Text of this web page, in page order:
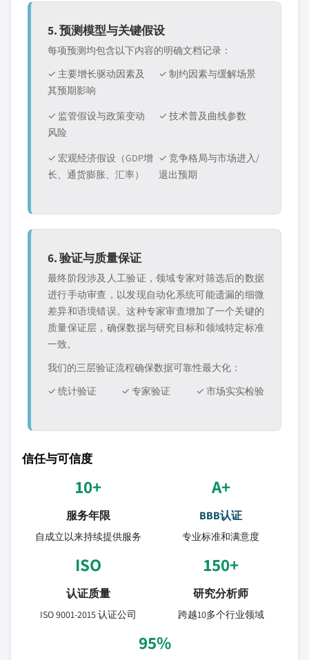
5. 预测模型与关键假设
每项预测均包含以下内容的明确文档记录：
✓ 主要增长驱动因素及
其预期影响
✓ 制约因素与缓解场景
✓ 监管假设与政策变动
风险
✓ 技术普及曲线参数
✓ 宏观经济假设（GDP增
长、通货膨胀、汇率）
✓ 竞争格局与市场进入/
退出预期
6. 验证与质量保证
最终阶段涉及人工验证，领域专家对筛选后的数据
进行手动审查，以发现自动化系统可能遗漏的细微
差异和语境错误。这种专家审查增加了一个关键的
质量保证层，确保数据与研究目标和领域特定标准
一致。
我们的三层验证流程确保数据可靠性最大化：
✓ 统计验证
✓ 专家验证 ✓ 市场实实检验
信任与可信度
10+
服务年限
自成立以来持续提供服务
A+
BBB认证
专业标准和满意度
ISO
认证质量
ISO 9001-2015 认证公司
150+
研究分析师
跨越10多个行业领域
95%